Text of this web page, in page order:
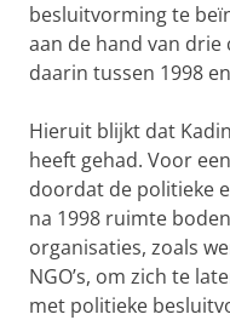
besluitvorming te
aan de hand van drie
daarin tussen 1998
Hieruit blijkt dat
heeft gehad. Voor
doordat de politieke
na 1998 ruimte
organisaties, zoals
NGO’s, om zich te
met politieke